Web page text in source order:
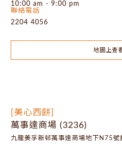
10:00 am - 9:00 pm
聯絡電話
2204 4056
地圖上查
[美心西餅]
萬事達商場 (3236)
九龍美孚新邨萬事達商場地下N75號